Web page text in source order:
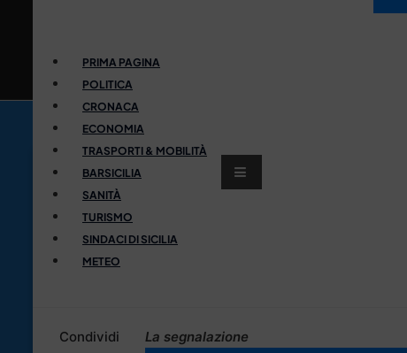
PRIMA PAGINA
POLITICA
CRONACA
ECONOMIA
TRASPORTI & MOBILITÀ
BARSICILIA
SANITÀ
TURISMO
SINDACI DI SICILIA
METEO
Condividi La segnalazione